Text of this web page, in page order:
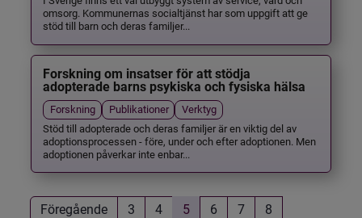
omsorg. Kommunernas socialtjänst har som uppgift att ge
stöd till barn och deras familjer...
Forskning om insatser för att stödja
adopterade barns psykiska och fysiska hälsa
Forskning Publikationer
Verktyg
Stöd till adopterade och deras familjer är en viktig del av
adoptionsprocessen - före, under och efter adoptionen. Men
adoptionen påverkar inte enbar...
Föregående 3 4 5 6 7
8